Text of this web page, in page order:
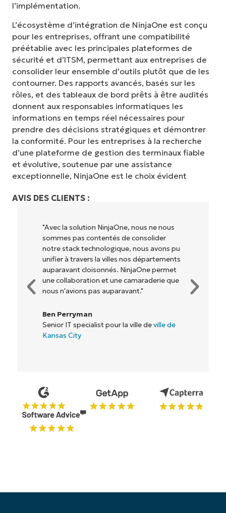
l’implémentation.
L’écosystème d’intégration de NinjaOne est conçu
pour les entreprises, offrant une compatibilité
préétablie avec les principales plateformes de
sécurité et d’ITSM, permettant aux entreprises de
consolider leur ensemble d’outils plutôt que de les
contourner. Des rapports avancés, basés sur les
rôles, et des tableaux de bord prêts à être audités
donnent aux responsables informatiques les
informations en temps réel nécessaires pour
prendre des décisions stratégiques et démontrer
la conformité. Pour les entreprises à la recherche
d’une plateforme de gestion des terminaux fiable
et évolutive, soutenue par une assistance
exceptionnelle, NinjaOne est le choix évident
AVIS DES CLIENTS :
"NinjaOne permet à notre entreprise (ainsi
qu'aux propriétaires et opérateurs avec
lesquels nous travaillons) d'être plus
rentables. Tout le monde y gagne."
Rory McCune
Directeur informatique chezFlash